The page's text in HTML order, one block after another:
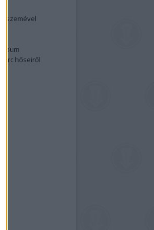
szemével
hőseiről